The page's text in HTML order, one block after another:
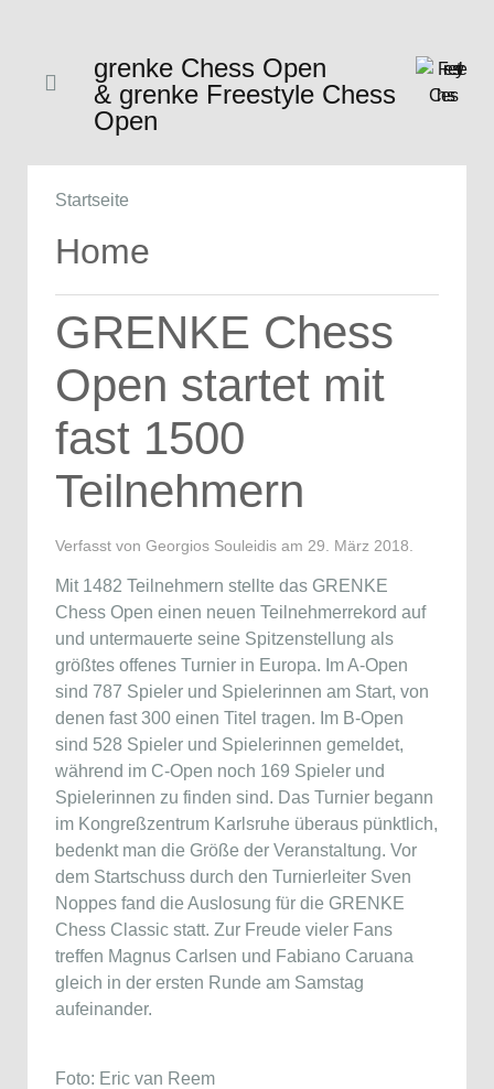
grenke Chess Open
& grenke Freestyle Chess
Open
Startseite
Home
GRENKE Chess
Open startet mit
fast 1500
Teilnehmern
Verfasst von Georgios Souleidis am 29. März 2018
Mit 1482 Teilnehmern stellte das GRENKE
Chess Open einen neuen Teilnehmerrekord auf
und untermauerte seine Spitzenstellung als
größtes offenes Turnier in Europa. Im A-Open
sind 787 Spieler und Spielerinnen am Start, von
denen fast 300 einen Titel tragen. Im B-Open
sind 528 Spieler und Spielerinnen gemeldet,
während im C-Open noch 169 Spieler und
Spielerinnen zu finden sind. Das Turnier begann
im Kongreßzentrum Karlsruhe überaus pünktlich,
bedenkt man die Größe der Veranstaltung. Vor
dem Startschuss durch den Turnierleiter Sven
Noppes fand die Auslosung für die GRENKE
Chess Classic statt. Zur Freude vieler Fans
treffen Magnus Carlsen und Fabiano Caruana
gleich in der ersten Runde am Samstag
aufeinander.
Foto: Eric van Reem